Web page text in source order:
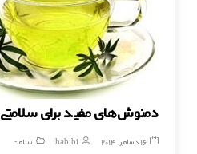
دمنوش‌های مفید برای سلامتی
16 دسامبر, 2014 habibi سلامت